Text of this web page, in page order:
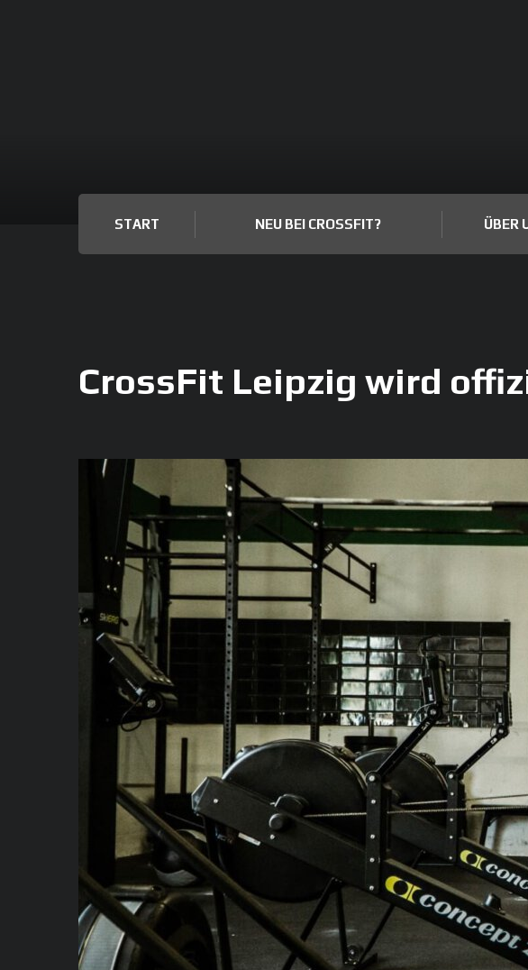
START NEU BEI CROSSFIT? ÜBER
CrossFit Leipzig wird